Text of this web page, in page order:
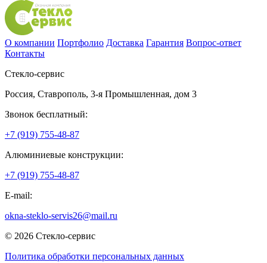
О компании Портфолио Доставка Гарантия Вопрос-ответ
Контакты
Стекло-сервис
Россия, Ставрополь, 3-я Промышленная, дом 3
Звонок бесплатный:
+7 (919) 755-48-87
Алюминиевые конструкции:
+7 (919) 755-48-87
E-mail:
okna-steklo-servis26@mail.ru
© 2026 Стекло-сервис
Политика обработки персональных данных